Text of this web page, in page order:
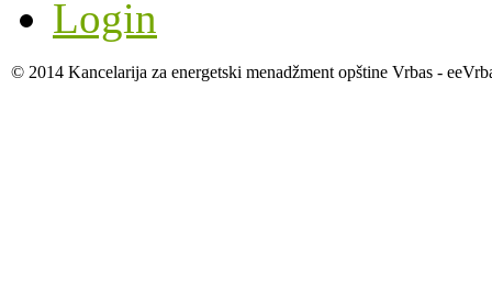
Login
© 2014 Kancelarija za energetski menadžment opštine Vrbas -